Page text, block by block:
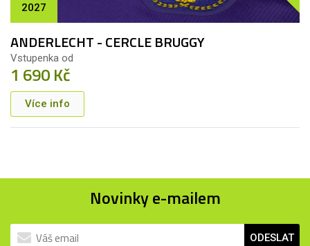
2027
ANDERLECHT - CERCLE BRUGGY
Vstupenka od
1 690 Kč
Více info
Novinky e-mailem
ODESLAT